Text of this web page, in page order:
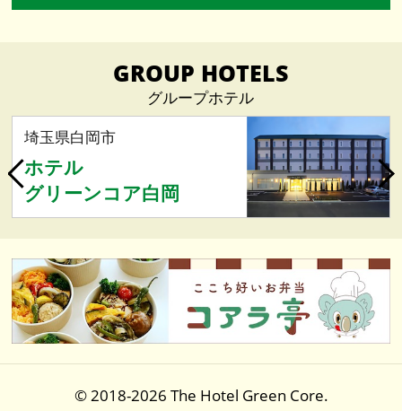
マネージャー荻野のブログ（20）
お知らせ（22）
スタッフブログ（34）
プラン情報（8）
特集（2）
2018/04以前の新着情報
2023.09（1）
2021.12（1）
2021.04（2）
2021.02（4）
2021.01（4）
2020.12（6）
GROUP HOTELS
グループホテル
埼玉県白岡市
ホテル
グリーンコア白岡
© 2018-2026 The Hotel Green Core.